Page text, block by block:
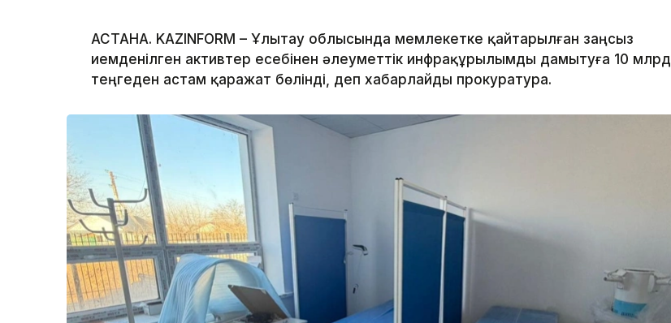
АСТАНА. KAZINFORM – Ұлытау облысында мемлекетке қайтарылған заңсыз
иемденілген активтер есебінен әлеуметтік инфрақұрылымды дамытуға 10 млрд
теңгеден астам қаражат бөлінді, деп хабарлайды прокуратура.